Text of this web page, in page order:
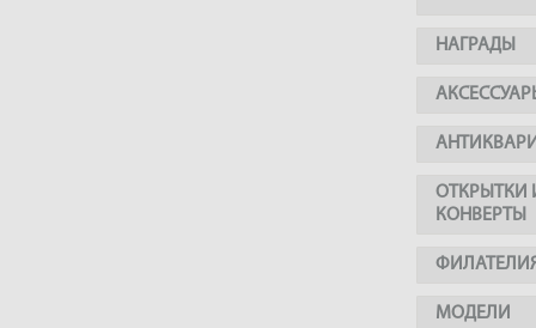
НАГРАДЫ
ОТКРЫТКИ
КОНВЕРТЫ
МОДЕЛИ